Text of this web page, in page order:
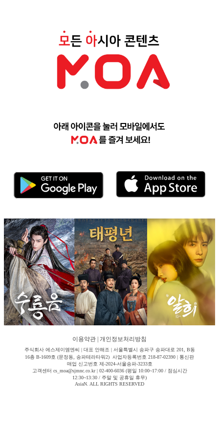
이용약관 개인정보처리방침
주식회사 에스제이엠엔씨 | 대표 안해조 | 서울특별시 송파구 송파대로 201, B동
16층 B-1609호 (문정동, 송파테라타워2) 사업자등록번호 218-87-02390 | 통신판
매업 신고번호 제-2024-서울송파-3233호
고객센터 cs_moa@sjmnc.co.kr | 02-400-6036 (평일 10:00~17:00 / 점심시간
12:30~13:30 / 주말 및 공휴일 휴무)
AsiaN. ALL RIGHTS RESERVED